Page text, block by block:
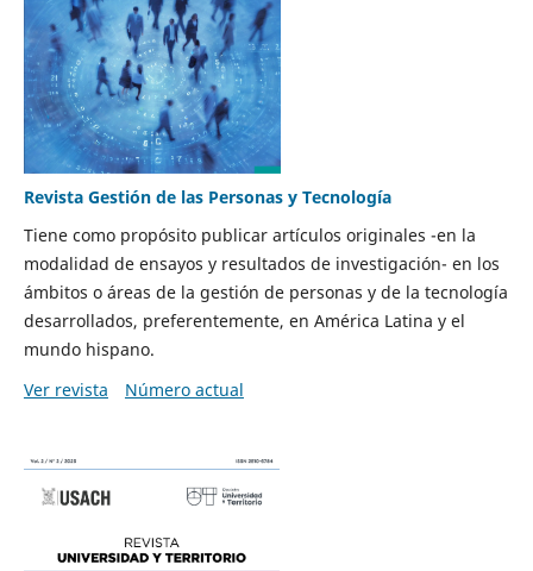
Revista Gestión de las Personas y Tecnología
Tiene como propósito publicar artículos originales -en la
modalidad de ensayos y resultados de investigación- en los
ámbitos o áreas de la gestión de personas y de la tecnología
desarrollados, preferentemente, en América Latina y el
mundo hispano.
Ver revista
Número actual